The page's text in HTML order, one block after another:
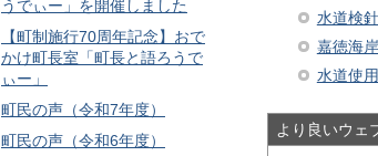
うでぃー」を開催しました
【町制施行70周年記念】おで
かけ町長室「町長と語ろうで
ぃー」
町民の声（令和7年度）
町民の声（令和6年度）
水道検
嘉徳海
水道使
より良いウェ